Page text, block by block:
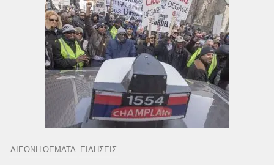
ΔΙΕΘΝΗ ΘΕΜΑΤΑ ΕΙΔΗΣΕΙΣ